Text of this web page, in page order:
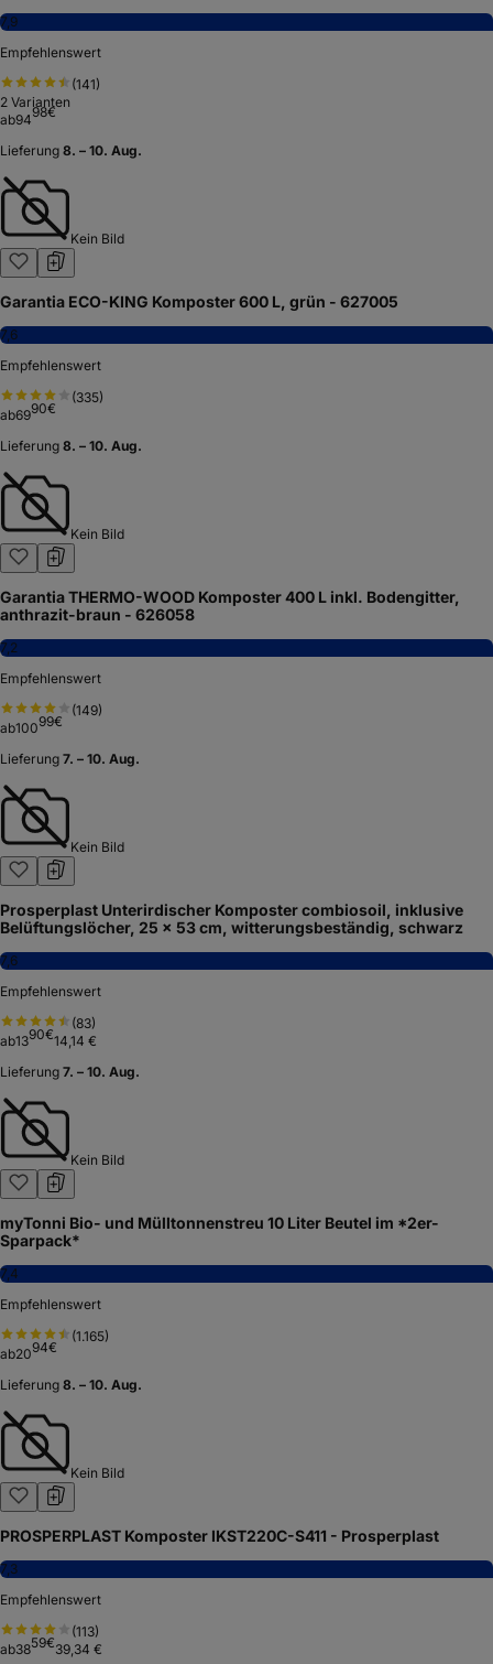
7,9
Empfehlenswert
(141)
2 Varianten
ab9498€
Lieferung 8. – 10. Aug.
Kein Bild
Garantia ECO-KING Komposter 600 L, grün - 627005
7,6
Empfehlenswert
(335)
ab6990€
Lieferung 8. – 10. Aug.
Kein Bild
Garantia THERMO-WOOD Komposter 400 L inkl. Bodengitter,
anthrazit-braun - 626058
7,2
Empfehlenswert
(149)
ab10099€
Lieferung 7. – 10. Aug.
Kein Bild
Prosperplast Unterirdischer Komposter combiosoil, inklusive
Belüftungslöcher, 25 x 53 cm, witterungsbeständig, schwarz
7,6
Empfehlenswert
(83)
ab1390€14,14 €
Lieferung 7. – 10. Aug.
Kein Bild
myTonni Bio- und Mülltonnenstreu 10 Liter Beutel im *2er-
Sparpack*
7,4
Empfehlenswert
(1.165)
ab2094€
Lieferung 8. – 10. Aug.
Kein Bild
PROSPERPLAST Komposter IKST220C-S411 - Prosperplast
7,3
Empfehlenswert
(113)
ab3859€39,34 €